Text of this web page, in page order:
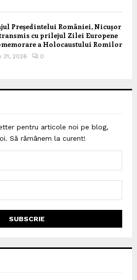
Președintelui României, Nicușor
cu prilejul Zilei Europene
a Holocaustului Romilor
31, 2026 0
pentru articole noi pe blog,
Să rămânem la curent!